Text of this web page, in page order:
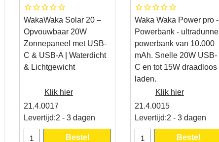
WakaWaka Solar 20 –
Opvouwbaar 20W
Zonnepaneel met USB-
C & USB-A | Waterdicht
& Lichtgewicht
Klik hier
21.4.0017
Levertijd:2 - 3 dagen
Bestel
Waka Waka Power pro -
Powerbank - ultradunne
powerbank van 10.000
mAh. Snelle 20W USB-
C en tot 15W draadloos
laden.
Klik hier
21.4.0015
Levertijd:2 - 3 dagen
Bestel